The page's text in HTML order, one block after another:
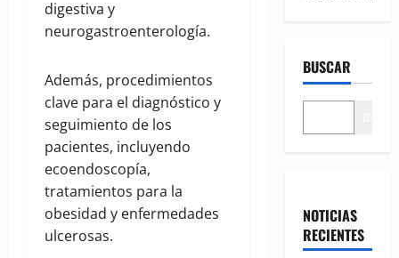
digestiva y
neurogastroenterología.
Además, procedimientos
clave para el diagnóstico y
seguimiento de los
pacientes, incluyendo
ecoendoscopía,
tratamientos para la
obesidad y enfermedades
ulcerosas.
BUSCAR
NOTICIAS
RECIENTES